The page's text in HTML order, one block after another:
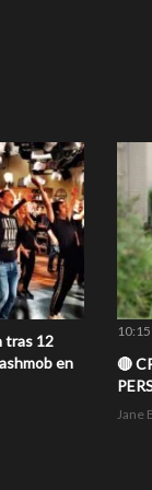
tras 12
en
10:15
🔴
Jane